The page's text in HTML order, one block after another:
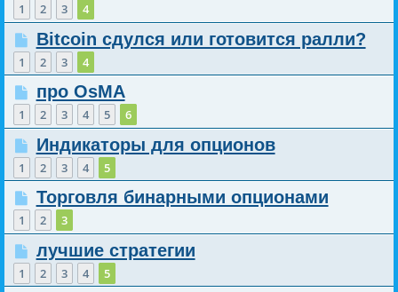
1 2 3 4
Bitcoin сдулся или готовится ралли?
1 2 3 4
про OsMA
1 2 3 4 5 6
Индикаторы для опционов
1 2 3 4 5
Торговля бинарными опционами
1 2 3
лучшие стратегии
1 2 3 4 5